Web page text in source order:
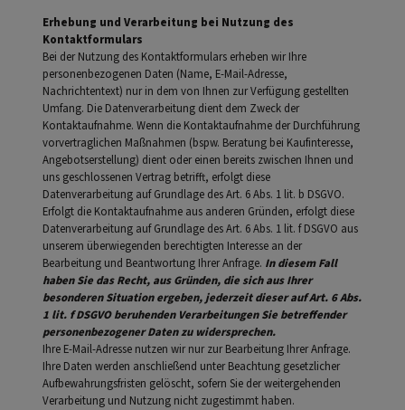
Erhebung und Verarbeitung bei Nutzung des
Kontaktformulars
Bei der Nutzung des Kontaktformulars erheben wir Ihre
personenbezogenen Daten (Name, E-Mail-Adresse,
Nachrichtentext) nur in dem von Ihnen zur Verfügung gestellten
Umfang. Die Datenverarbeitung dient dem Zweck der
Kontaktaufnahme. Wenn die Kontaktaufnahme der Durchführung
vorvertraglichen Maßnahmen (bspw. Beratung bei Kaufinteresse,
Angebotserstellung) dient oder einen bereits zwischen Ihnen und
uns geschlossenen Vertrag betrifft, erfolgt diese
Datenverarbeitung auf Grundlage des Art. 6 Abs. 1 lit. b DSGVO.
Erfolgt die Kontaktaufnahme aus anderen Gründen, erfolgt diese
Datenverarbeitung auf Grundlage des Art. 6 Abs. 1 lit. f DSGVO aus
unserem überwiegenden berechtigten Interesse an der
Bearbeitung und Beantwortung Ihrer Anfrage. In diesem Fall
haben Sie das Recht, aus Gründen, die sich aus Ihrer
besonderen Situation ergeben, jederzeit dieser auf Art. 6 Abs.
1 lit. f DSGVO beruhenden Verarbeitungen Sie betreffender
personenbezogener Daten zu widersprechen.
Ihre E-Mail-Adresse nutzen wir nur zur Bearbeitung Ihrer Anfrage.
Ihre Daten werden anschließend unter Beachtung gesetzlicher
Aufbewahrungsfristen gelöscht, sofern Sie der weitergehenden
Verarbeitung und Nutzung nicht zugestimmt haben.